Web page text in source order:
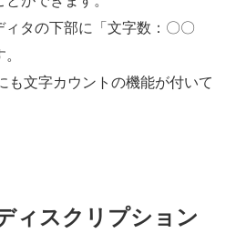
タの下部に「文字数：〇〇
も文字カウントの機能が付いて
ィスクリプション